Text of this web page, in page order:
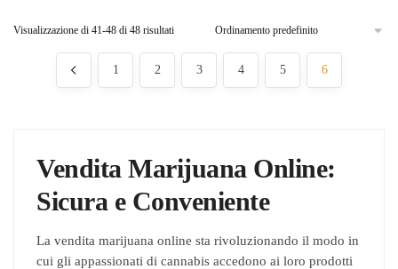
del
prodotto
del
prodotto
a
1.500,00 €
più
scelte
pagina
prodotto
1.500,00 €
più
varianti.
opzioni
nella
pagina
prodotto
Visualizzazione di 41-48 di 48 risultati
1 2 3 4 5 6
Vendita Marijuana Online:
Sicura e Conveniente
La vendita marijuana online sta rivoluzionando il modo in
cui gli appassionati di cannabis accedono ai loro prodotti